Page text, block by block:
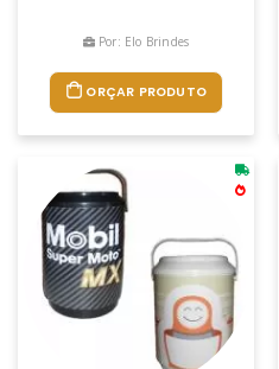
Por: Elo Brindes
ORÇAR PRODUTO